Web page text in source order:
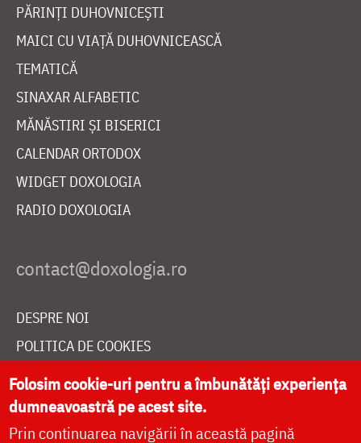
PĂRINȚI DUHOVNICEȘTI
MAICI CU VIAȚĂ DUHOVNICEASCĂ
TEMATICĂ
SINAXAR ALFABETIC
MĂNĂSTIRI ȘI BISERICI
CALENDAR ORTODOX
WIDGET DOXOLOGIA
RADIO DOXOLOGIA
DESPRE NOI
POLITICA DE COOKIES
DONEAZĂ ONLINE PENTRU CATEDRALA NAȚIONALĂ
LIVE
Folosim cookie-uri pentru a îmbunătăți experiența
dumneavoastră pe acest site.
Prin continuarea navigării în această pagină